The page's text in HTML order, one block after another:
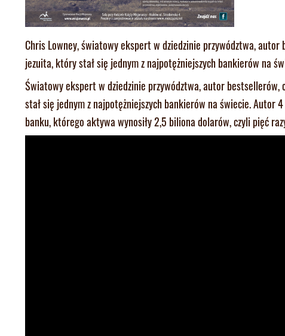
Chris Lowney, światowy ekspert w dziedzinie przywództwa,
jezuita, który stał się jednym z najpotężniejszych bankierów na
Światowy ekspert w dziedzinie przywództwa, autor
stał się jednym z najpotężniejszych bankierów na świecie.
banku, którego aktywa wynosiły 2,5 biliona dolarów, czyli pięć